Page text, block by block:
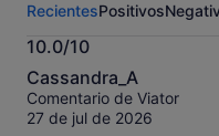
Más
información
sobre
nuestros
comentarios
contrastados.
RecientesPositivos
10.0/10
10.0
sobre
10
Cassandra_A
Comentario de Viator
27 de jul de 2026